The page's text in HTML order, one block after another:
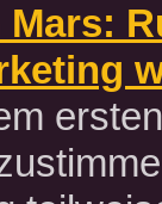
Mars: